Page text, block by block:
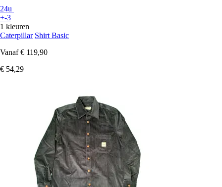
24u
+-3
1 kleuren
Caterpillar Shirt Basic
Vanaf € 119,90
€ 54,29